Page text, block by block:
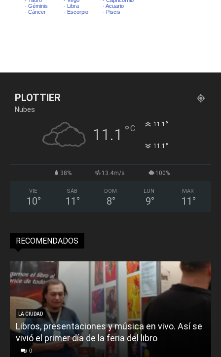
PLOTTIER
Nubes
11.1 °C 11.1 °
11.1 °
38% 13.4m/s 100%
VIE
10°
SÁB
11 °
DOM
8°
LUN
9°
MAR
11 °
RECOMENDADOS
LA CIUDAD
Libros, presentaciones y música en vivo. Así se
vivió el primer día de la feria del libro
0